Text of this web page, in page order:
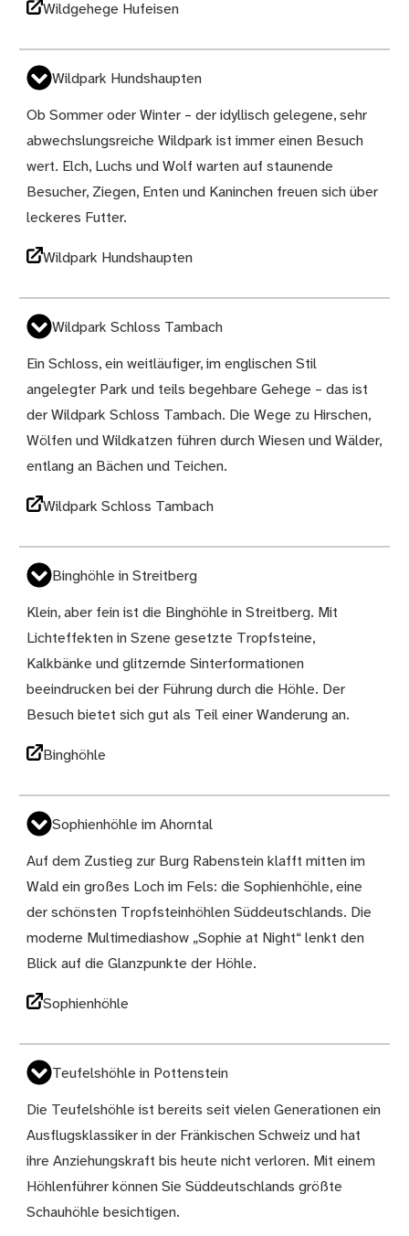
Wildgehege Hufeisen
Wildpark Hundshaupten
Ob Sommer oder Winter – der idyllisch gelegene, sehr
abwechslungsreiche Wildpark ist immer einen Besuch
wert. Elch, Luchs und Wolf warten auf staunende
Besucher, Ziegen, Enten und Kaninchen freuen sich über
leckeres Futter.
Wildpark Hundshaupten
Wildpark Schloss Tambach
Ein Schloss, ein weitläufiger, im englischen Stil
angelegter Park und teils begehbare Gehege – das ist
der Wildpark Schloss Tambach. Die Wege zu Hirschen,
Wölfen und Wildkatzen führen durch Wiesen und Wälder,
entlang an Bächen und Teichen.
Wildpark Schloss Tambach
Binghöhle in Streitberg
Klein, aber fein ist die Binghöhle in Streitberg. Mit
Lichteffekten in Szene gesetzte Tropfsteine,
Kalkbänke und glitzernde Sinterformationen
beeindrucken bei der Führung durch die Höhle. Der
Besuch bietet sich gut als Teil einer Wanderung an.
Binghöhle
Sophienhöhle im Ahorntal
Auf dem Zustieg zur Burg Rabenstein klafft mitten im
Wald ein großes Loch im Fels: die Sophienhöhle, eine
der schönsten Tropfsteinhöhlen Süddeutschlands. Die
moderne Multimediashow „Sophie at Night“ lenkt den
Blick auf die Glanzpunkte der Höhle.
Sophienhöhle
Teufelshöhle in Pottenstein
Die Teufelshöhle ist bereits seit vielen Generationen ein
Ausflugsklassiker in der Fränkischen Schweiz und hat
ihre Anziehungskraft bis heute nicht verloren. Mit einem
Höhlenführer können Sie Süddeutschlands größte
Schauhöhle besichtigen.